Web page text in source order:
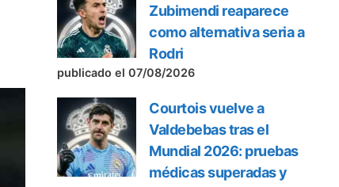
Zubimendi reaparece
como alternativa seria a
Rodri
publicado el 07/08/2026
Courtois vuelve a
Valdebebas tras el
Mundial 2026: pruebas
médicas superadas y